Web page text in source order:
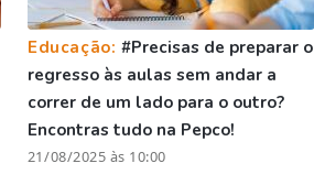
Educação:#Precisas de preparar o
regresso às aulas sem andar a
correr de um lado para o outro?
Encontras tudo na Pepco!
21/08/2025 às 10:00